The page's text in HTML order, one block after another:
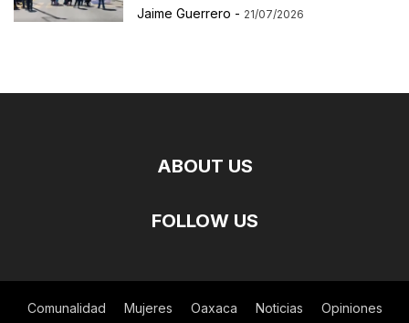
Jaime Guerrero - 21/07/2026
ABOUT US
FOLLOW US
Comunalidad Mujeres Oaxaca Noticias Opiniones